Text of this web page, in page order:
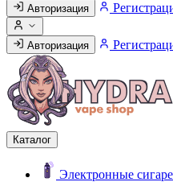
Авторизация
Авторизация
Каталог
Электронные